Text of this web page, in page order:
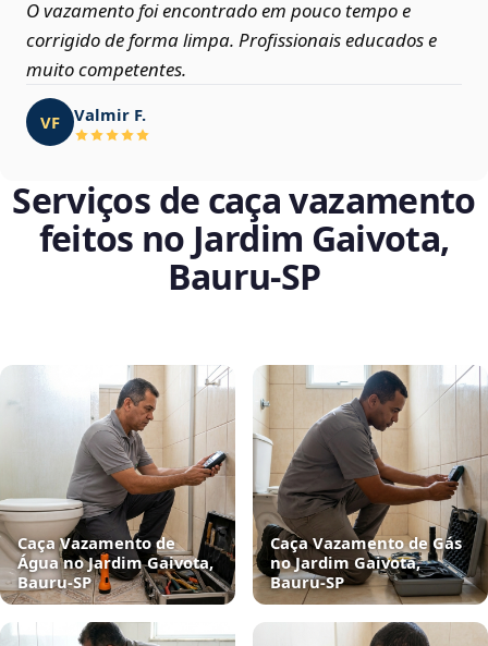
O vazamento foi encontrado em pouco tempo e
corrigido de forma limpa. Profissionais educados e
muito competentes.
VF Valmir F.
Serviços de caça vazamento
feitos no Jardim Gaivota,
Bauru‑SP
Caça Vazamento de
Água no Jardim Gaivota,
Bauru‑SP
Caça Vazamento de Gás
no Jardim Gaivota,
Bauru‑SP